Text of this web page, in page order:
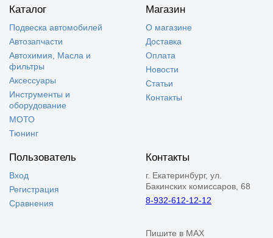
Каталог
Подвеска автомобилей
Автозапчасти
Автохимия, Масла и
фильтры
Аксессуары
Инструменты и
оборудование
МОТО
Тюнинг
Магазин
О магазине
Доставка
Оплата
Новости
Статьи
Контакты
Пользователь
Вход
Регистрация
Сравнения
Контакты
г. Екатеринбург, ул.
Бакинских комиссаров, 68
8-932-612-12-12
Пишите в MAX